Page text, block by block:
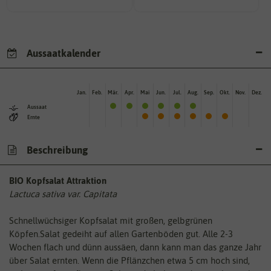
Aussaatkalender
Aussaat
Ernte
Jan. Feb. Mär. Apr. Mai Jun. Jul. Aug. Sep. Okt. Nov. Dez.
Beschreibung
BIO Kopfsalat Attraktion
Lactuca sativa var. Capitata
Schnellwüchsiger Kopfsalat mit großen, gelbgrünen
Köpfen.Salat gedeiht auf allen Gartenböden gut. Alle 2-3
Wochen flach und dünn aussäen, dann kann man das ganze Jahr
über Salat ernten. Wenn die Pflänzchen etwa 5 cm hoch sind,